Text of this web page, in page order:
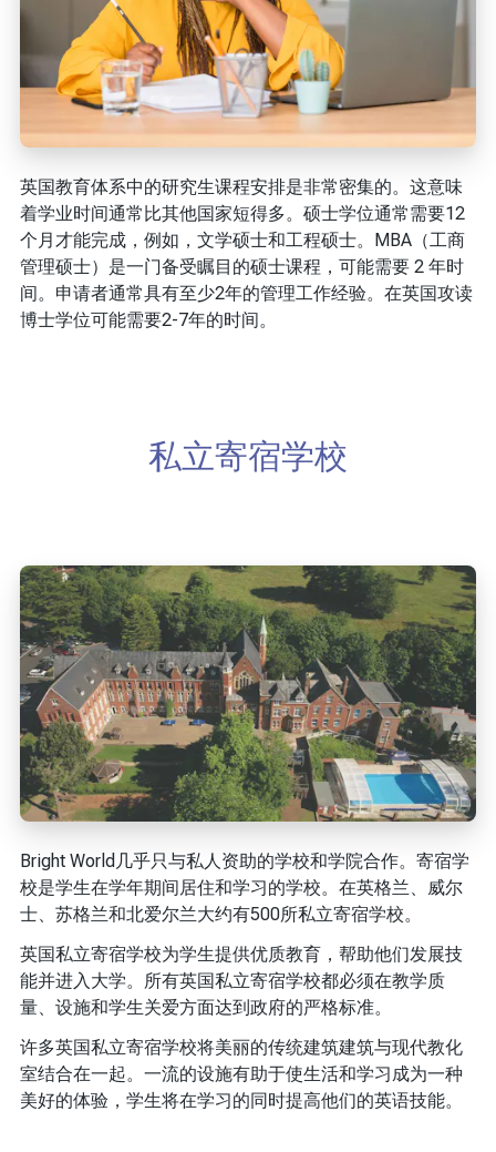
英国教育体系中的研究生课程安排是非常密集的。这意味
着学业时间通常比其他国家短得多。硕士学位通常需要12
个月才能完成，例如，文学硕士和工程硕士。MBA（工商
管理硕士）是一门备受瞩目的硕士课程，可能需要 2 年时
间。申请者通常具有至少2年的管理工作经验。在英国攻读
博士学位可能需要2-7年的时间。
私立寄宿学校
Bright World几乎只与私人资助的学校和学院合作。寄宿学
校是学生在学年期间居住和学习的学校。在英格兰、威尔
士、苏格兰和北爱尔兰大约有500所私立寄宿学校。
英国私立寄宿学校为学生提供优质教育，帮助他们发展技
能并进入大学。所有英国私立寄宿学校都必须在教学质
量、设施和学生关爱方面达到政府的严格标准。
许多英国私立寄宿学校将美丽的传统建筑建筑与现代教化
室结合在一起。一流的设施有助于使生活和学习成为一种
美好的体验，学生将在学习的同时提高他们的英语技能。